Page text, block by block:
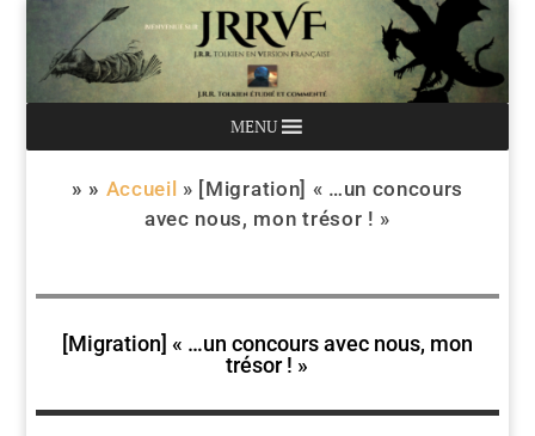
MENU
» » Accueil » [Migration] « …un concours
avec nous, mon trésor ! »
[Migration] « …un concours avec nous, mon
trésor ! »